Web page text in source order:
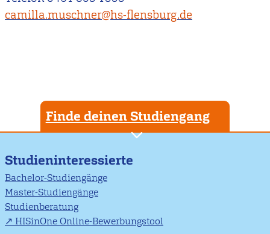
camilla.muschner@hs-flensburg.de
Finde deinen Studiengang
Studieninteressierte
Bachelor-Studiengänge
Master-Studiengänge
Studienberatung
HISinOne Online-Bewerbungstool